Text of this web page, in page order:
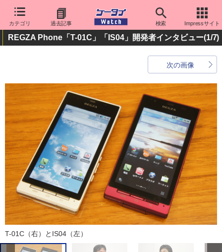
カテゴリ 過去記事 検索 Impressサイト
REGZA Phone「T-01C」「IS04」開発者インタビュー(1/7)
次の画像
T-01C（右）とIS04（左）